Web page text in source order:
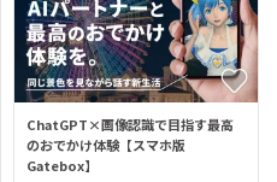
ChatGPT×画像認識で目指す最高
のおでかけ体験【スマホ版
Gatebox】